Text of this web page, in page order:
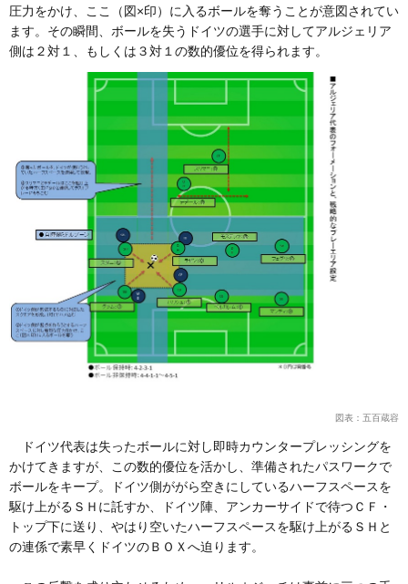
圧力をかけ、ここ（図×印）に入るボールを奪うことが意図されてい
ます。その瞬間、ボールを失うドイツの選手に対してアルジェリア
側は２対１、もしくは３対１の数的優位を得られます。
図表：五百蔵容
ドイツ代表は失ったボールに対し即時カウンタープレッシングを
かけてきますが、この数的優位を活かし、準備されたパスワークで
ボールをキープ。ドイツ側ががら空きにしているハーフスペースを
駆け上がるＳＨに託すか、ドイツ陣、アンカーサイドで待つＣＦ・
トップ下に送り、やはり空いたハーフスペースを駆け上がるＳＨと
の連係で素早くドイツのＢＯＸへ迫ります。